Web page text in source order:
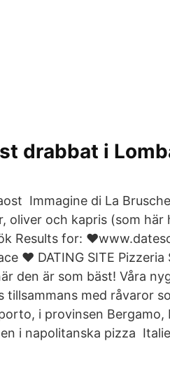
drabbat i
Immagine di La
oliver och kapris (som
Results for:
❤️️ DATING SITE Pizzeria
den är som bäst! Våra
tillsammans med råvaror
i provinsen Bergamo,
i napolitanska pizza